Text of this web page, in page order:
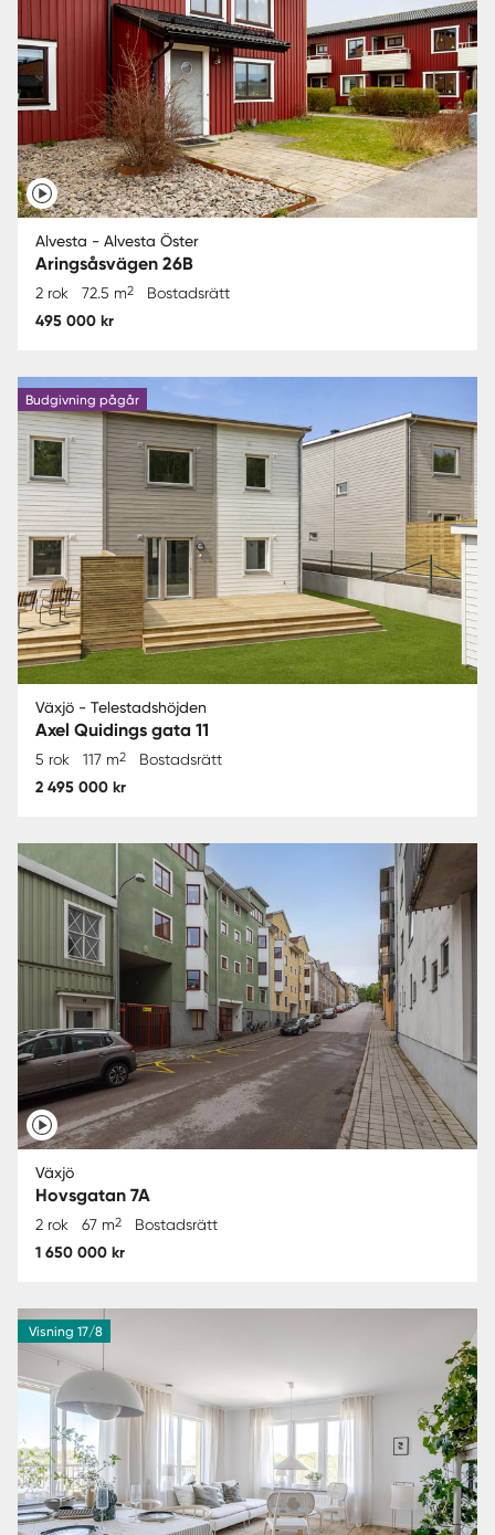
Alvesta - Alvesta Öster
Aringsåsvägen 26B
2 rok 72.5 m2 Bostadsrätt
495 000 kr
Budgivning pågår
Växjö - Telestadshöjden
Axel Quidings gata 11
5 rok 117 m2 Bostadsrätt
2 495 000 kr
Växjö
Hovsgatan 7A
2 rok 67 m2 Bostadsrätt
1 650 000 kr
Visning 17/8